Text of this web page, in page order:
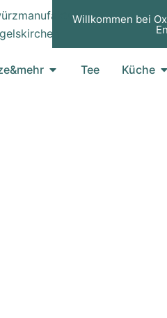
Willkommen bei
Öffne Gewürze&mehr
Tee Küche